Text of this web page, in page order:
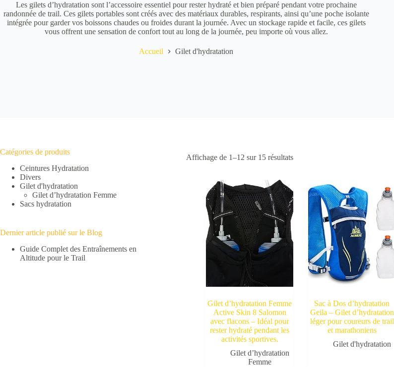
Les gilets d’hydratation sont l’accessoire essentiel pour rester hydraté et bien préparé pendant votre prochaine
randonnée de trail. Ces gilets portables sont créés avec des matériaux durables, respirants, ainsi qu’une poche isolante
intégrée pour garder vos boissons chaudes ou froides durant la journée. Avec un stockage rapide et facile, ces gilets
vous offrent une sensation de confort tout au long de la journée, peu importe où vous allez.
Accueil Gilet d'hydratation
Affichage de 1–12 sur 15 résultats
Gilet d’hydratation Femme
Active Skin 8 Salomon
avec flacons – Idéal pour
rester hydraté pendant les
activités sportives.
Gilet d’hydratation
Femme
Sac à Dos d’hydratation
Geila – Gilet d’hydratation
léger pour coureurs de trail
et marathoniens
Gilet d'hydratation
Catégories de produits
Ceintures Hydratation
Divers
Gilet d'hydratation
Gilet d’hydratation Femme
Sacs hydratation
Dernier article publié sur le Blog
Guide Complet des Entraînements en
Altitude pour le Trail